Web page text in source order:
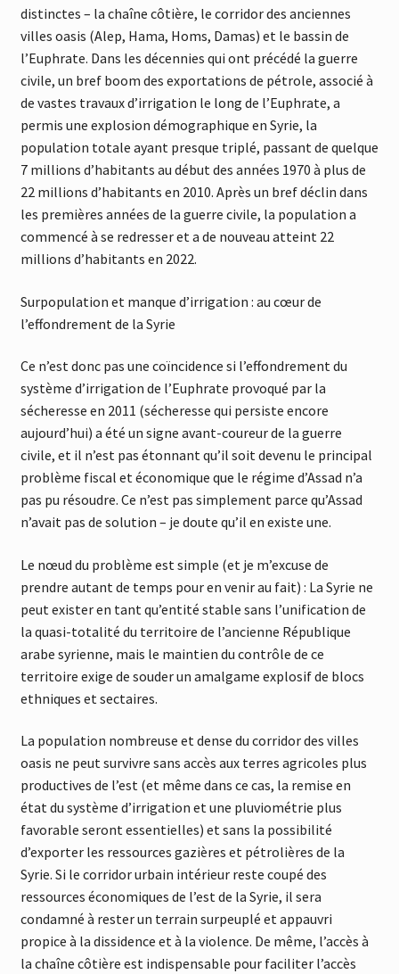
distinctes – la chaîne côtière, le corridor des anciennes
villes oasis (Alep, Hama, Homs, Damas) et le bassin de
l’Euphrate. Dans les décennies qui ont précédé la guerre
civile, un bref boom des exportations de pétrole, associé à
de vastes travaux d’irrigation le long de l’Euphrate, a
permis une explosion démographique en Syrie, la
population totale ayant presque triplé, passant de quelque
7 millions d’habitants au début des années 1970 à plus de
22 millions d’habitants en 2010. Après un bref déclin dans
les premières années de la guerre civile, la population a
commencé à se redresser et a de nouveau atteint 22
millions d’habitants en 2022.
Surpopulation et manque d’irrigation : au cœur de
l’effondrement de la Syrie
Ce n’est donc pas une coïncidence si l’effondrement du
système d’irrigation de l’Euphrate provoqué par la
sécheresse en 2011 (sécheresse qui persiste encore
aujourd’hui) a été un signe avant-coureur de la guerre
civile, et il n’est pas étonnant qu’il soit devenu le principal
problème fiscal et économique que le régime d’Assad n’a
pas pu résoudre. Ce n’est pas simplement parce qu’Assad
n’avait pas de solution – je doute qu’il en existe une.
Le nœud du problème est simple (et je m’excuse de
prendre autant de temps pour en venir au fait) : La Syrie ne
peut exister en tant qu’entité stable sans l’unification de
la quasi-totalité du territoire de l’ancienne République
arabe syrienne, mais le maintien du contrôle de ce
territoire exige de souder un amalgame explosif de blocs
ethniques et sectaires.
La population nombreuse et dense du corridor des villes
oasis ne peut survivre sans accès aux terres agricoles plus
productives de l’est (et même dans ce cas, la remise en
état du système d’irrigation et une pluviométrie plus
favorable seront essentielles) et sans la possibilité
d’exporter les ressources gazières et pétrolières de la
Syrie. Si le corridor urbain intérieur reste coupé des
ressources économiques de l’est de la Syrie, il sera
condamné à rester un terrain surpeuplé et appauvri
propice à la dissidence et à la violence. De même, l’accès à
la chaîne côtière est indispensable pour faciliter l’accès